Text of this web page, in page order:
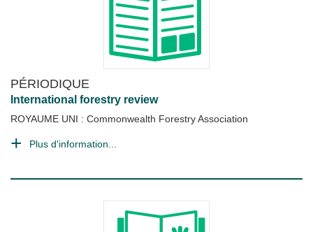
PÉRIODIQUE
International forestry review
ROYAUME UNI : Commonwealth Forestry Association
Plus d'information...